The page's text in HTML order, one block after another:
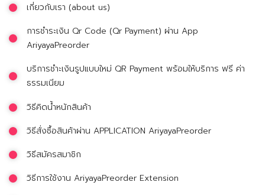
เกี่ยวกับเรา (about us)
การชำระเงิน Qr Code (Qr Payment) ผ่าน App
AriyayaPreorder
บริการชำะเงินรูปแบบใหม่ QR Payment พร้อมให้บริการ ฟรี ค่า
ธรรมเนียม
วิธีคิดน้ำหนักสินค้า
วิธีสั่งซื้อสินค้าผ่าน APPLICATION AriyayaPreorder
วิธีสมัครสมาชิก
วิธีการใช้งาน AriyayaPreorder Extension